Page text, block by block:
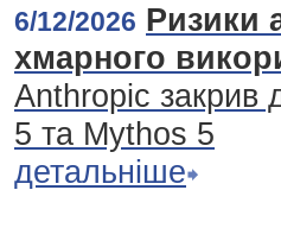
6/12/2026 Ризики
хмарного
Anthropic закрив
5 та Mythos 5
детальніше